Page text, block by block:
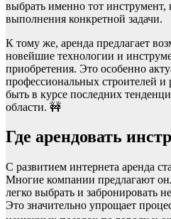
выбрать именно тот инструмент,
выполнения конкретной задачи.
К тому же, аренда предлагает
новейшие технологии и
приобретения. Это особенно
профессиональных строителей и
быть в курсе последних
области. 🚧
Где арендовать
С развитием интернета аренда
Многие компании предлагают
легко выбрать и забронировать
Это значительно упрощает